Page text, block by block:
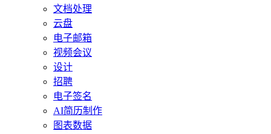
文档处理
云盘
电子邮箱
视频会议
设计
招聘
电子签名
AI简历制作
图表数据